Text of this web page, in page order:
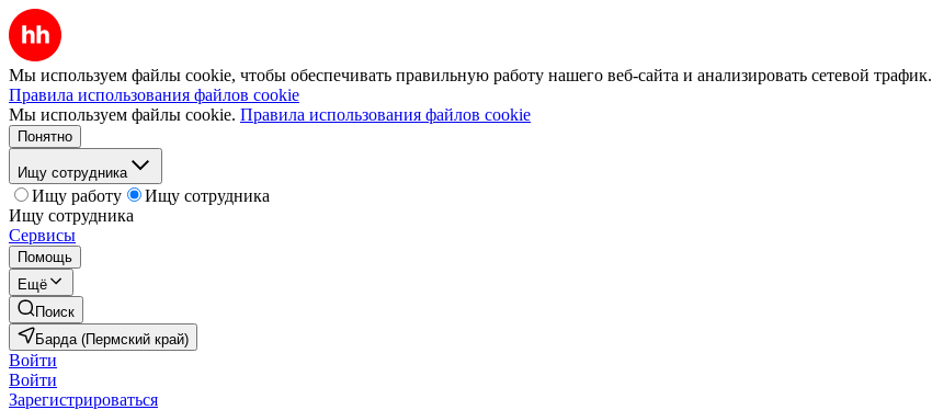
Мы используем файлы cookie, чтобы обеспечивать правильную работу нашего веб-сайта и анализировать сетевой трафик.
Правила использования файлов cookie
Мы используем файлы cookie. Правила использования файлов cookie
Понятно
Ищу сотрудника
Ищу работу
Ищу сотрудника
Ищу сотрудника
Сервисы
Помощь
Ещё
Поиск
Барда (Пермский край)
Войти
Войти
Зарегистрироваться